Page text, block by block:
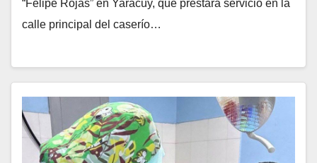
“Felipe Rojas” en Yaracuy, que prestará servicio en la
calle principal del caserío…